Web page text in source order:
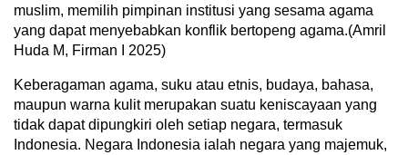
muslim, memilih pimpinan institusi yang sesama agama
yang dapat menyebabkan konflik bertopeng agama.(Amril
Huda M, Firman I 2025)
Keberagaman agama, suku atau etnis, budaya, bahasa,
maupun warna kulit merupakan suatu keniscayaan yang
tidak dapat dipungkiri oleh setiap negara, termasuk
Indonesia. Negara Indonesia ialah negara yang majemuk,